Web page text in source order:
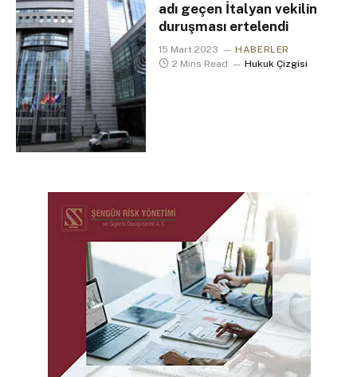
adı geçen İtalyan vekilin
duruşması ertelendi
15 Mart 2023
HABERLER
2 Mins Read
Hukuk Çizgisi